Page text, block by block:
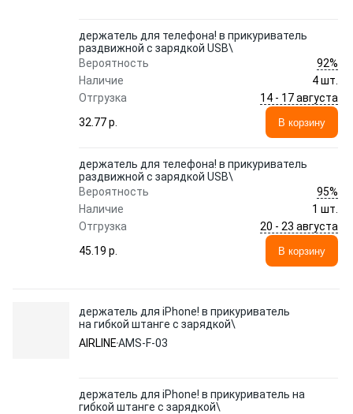
держатель для телефона! в прикуриватель
раздвижной с зарядкой USB\
Вероятность
92%
Наличие
4 шт.
Отгрузка
14 - 17 августа
32.77 p.
В корзину
держатель для телефона! в прикуриватель
раздвижной с зарядкой USB\
Вероятность
95%
Наличие
1 шт.
Отгрузка
20 - 23 августа
45.19 p.
В корзину
держатель для iPhone! в прикуриватель
на гибкой штанге с зарядкой\
AIRLINEAMS-F-03
держатель для iPhone! в прикуриватель на
гибкой штанге с зарядкой\